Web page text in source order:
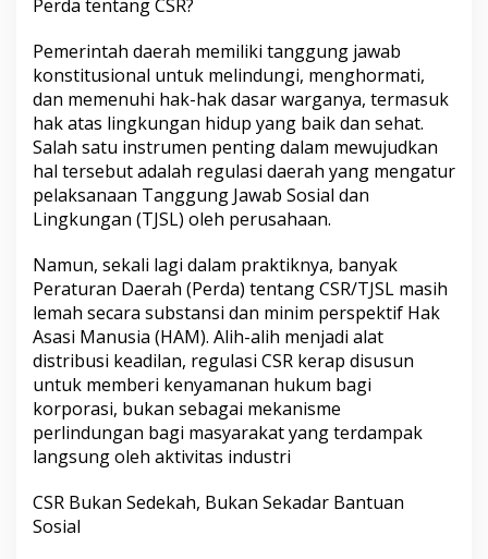
Perda tentang CSR?
Pemerintah daerah memiliki tanggung jawab
konstitusional untuk melindungi, menghormati,
dan memenuhi hak-hak dasar warganya, termasuk
hak atas lingkungan hidup yang baik dan sehat.
Salah satu instrumen penting dalam mewujudkan
hal tersebut adalah regulasi daerah yang mengatur
pelaksanaan Tanggung Jawab Sosial dan
Lingkungan (TJSL) oleh perusahaan.
Namun, sekali lagi dalam praktiknya, banyak
Peraturan Daerah (Perda) tentang CSR/TJSL masih
lemah secara substansi dan minim perspektif Hak
Asasi Manusia (HAM). Alih-alih menjadi alat
distribusi keadilan, regulasi CSR kerap disusun
untuk memberi kenyamanan hukum bagi
korporasi, bukan sebagai mekanisme
perlindungan bagi masyarakat yang terdampak
langsung oleh aktivitas industri
CSR Bukan Sedekah, Bukan Sekadar Bantuan
Sosial